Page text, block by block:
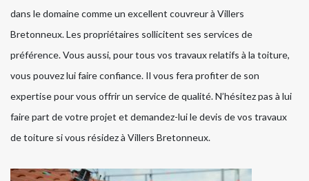
dans le domaine comme un excellent couvreur à Villers
Bretonneux. Les propriétaires sollicitent ses services de
préférence. Vous aussi, pour tous vos travaux relatifs à la toiture,
vous pouvez lui faire confiance. Il vous fera profiter de son
expertise pour vous offrir un service de qualité. N’hésitez pas à lui
faire part de votre projet et demandez-lui le devis de vos travaux
de toiture si vous résidez à Villers Bretonneux.